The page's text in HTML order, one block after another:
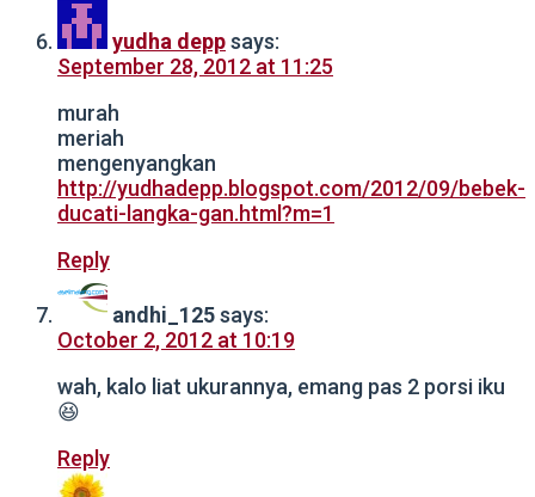
yudha deppsays:
September 28, 2012 at 11:25
murah
meriah
mengenyangkan
http://yudhadepp.blogspot.com/2012/09/bebek-
ducati-langka-gan.html?m=1
Reply
andhi_125says:
October 2, 2012 at 10:19
wah, kalo liat ukurannya, emang pas 2 porsi iku
😆
Reply